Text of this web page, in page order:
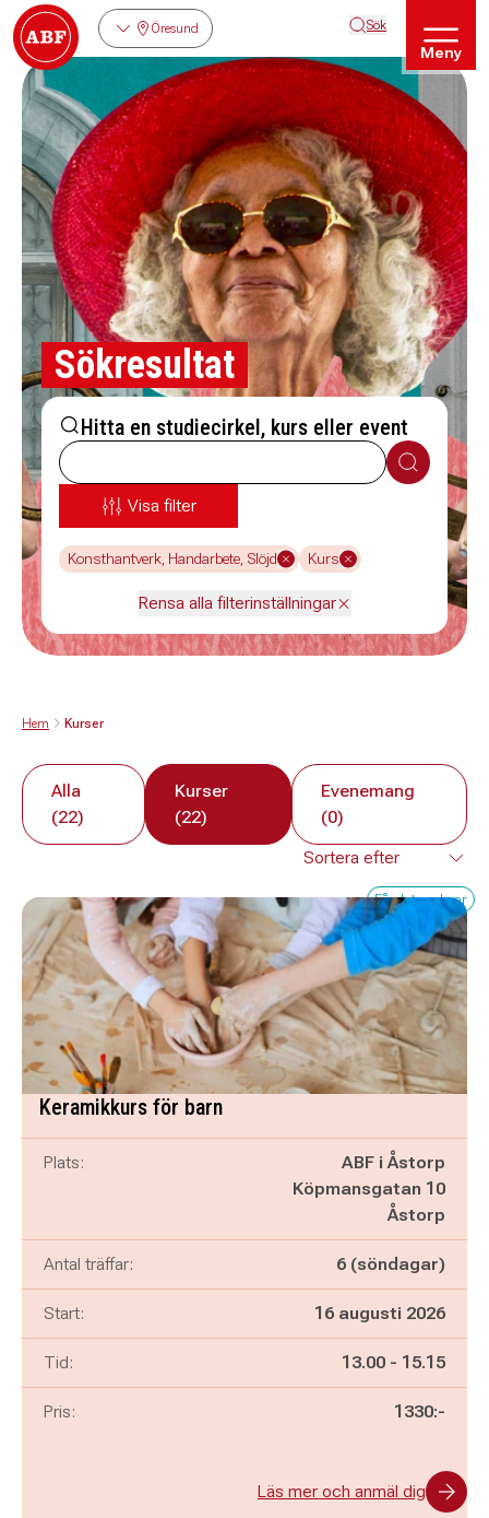
Öresund Sök
Meny
Sökresultat
Hitta en studiecirkel, kurs eller event
Sök
Visa filter
Konsthantverk, Handarbete, Slöjd Kurs
Rensa alla filterinställningar
Hem Kurser
Alla
(22)
Kurser
(22)
Evenemang
(0)
Få platser kvar
Keramikkurs för barn
Plats:
ABF i Åstorp
Köpmansgatan 10
Åstorp
Antal träffar: 6 (söndagar)
Start: 16 augusti 2026
Tid: Pågår mellan
13.00 - och
15.15
Pris: 1330:-
Läs mer och anmäl dig